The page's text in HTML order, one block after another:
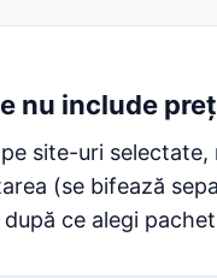
nu include
site-uri
(se bifează
ce alegi